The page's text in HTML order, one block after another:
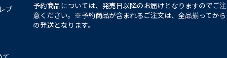
ブ
予約商品については、発売日以降のお届けとなりますのでご注
意ください。※予約商品が含まれるご注文は、全品揃ってから
の発送となります。